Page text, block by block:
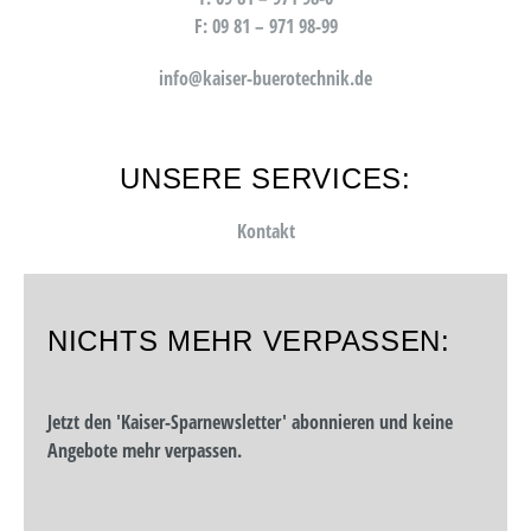
F: 09 81 – 971 98-99
info@kaiser-buerotechnik.de
UNSERE SERVICES:
Kontakt
NICHTS MEHR VERPASSEN:
Jetzt den 'Kaiser-Sparnewsletter' abonnieren und keine
Angebote mehr verpassen.